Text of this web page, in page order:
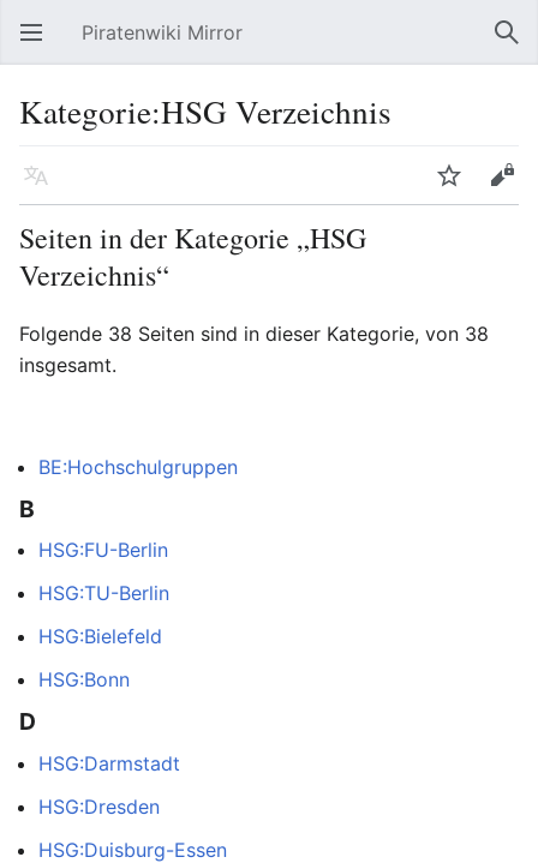
Hauptmenü öffnen Piratenwiki Mirror
Kategorie:HSG Verzeichnis
Sprache Beobachten Bearbeiten
Seiten in der Kategorie „HSG
Verzeichnis“
Folgende 38 Seiten sind in dieser Kategorie, von 38
insgesamt.
BE:Hochschulgruppen
B
HSG:FU-Berlin
HSG:TU-Berlin
HSG:Bielefeld
HSG:Bonn
D
HSG:Darmstadt
HSG:Dresden
HSG:Duisburg-Essen